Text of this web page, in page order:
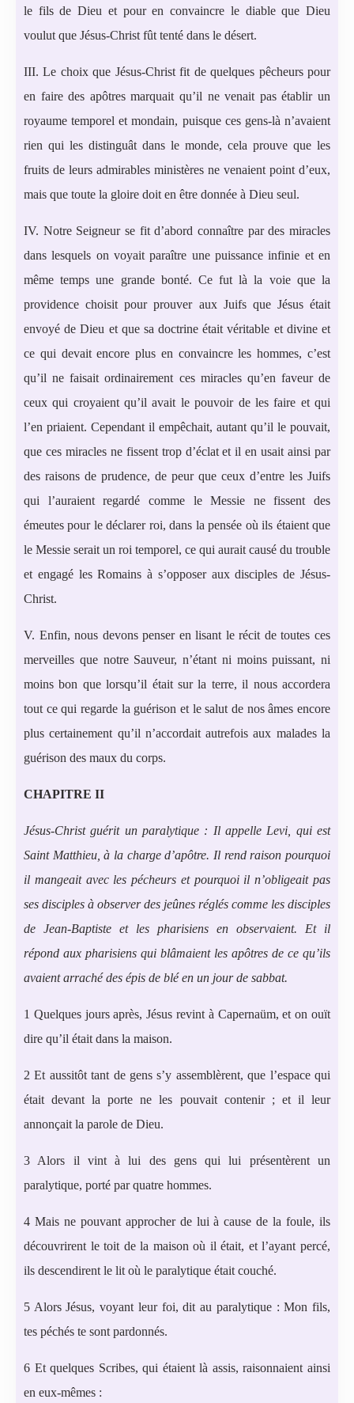
le fils de Dieu et pour en convaincre le diable que Dieu
voulut que Jésus-Christ fût tenté dans le désert.
III. Le choix que Jésus-Christ fit de quelques pêcheurs pour
en faire des apôtres marquait qu’il ne venait pas établir un
royaume temporel et mondain, puisque ces gens-là n’avaient
rien qui les distinguât dans le monde, cela prouve que les
fruits de leurs admirables ministères ne venaient point d’eux,
mais que toute la gloire doit en être donnée à Dieu seul.
IV. Notre Seigneur se fit d’abord connaître par des miracles
dans lesquels on voyait paraître une puissance infinie et en
même temps une grande bonté. Ce fut là la voie que la
providence choisit pour prouver aux Juifs que Jésus était
envoyé de Dieu et que sa doctrine était véritable et divine et
ce qui devait encore plus en convaincre les hommes, c’est
qu’il ne faisait ordinairement ces miracles qu’en faveur de
ceux qui croyaient qu’il avait le pouvoir de les faire et qui
l’en priaient. Cependant il empêchait, autant qu’il le pouvait,
que ces miracles ne fissent trop d’éclat et il en usait ainsi par
des raisons de prudence, de peur que ceux d’entre les Juifs
qui l’auraient regardé comme le Messie ne fissent des
émeutes pour le déclarer roi, dans la pensée où ils étaient que
le Messie serait un roi temporel, ce qui aurait causé du trouble
et engagé les Romains à s’opposer aux disciples de Jésus-
Christ.
V. Enfin, nous devons penser en lisant le récit de toutes ces
merveilles que notre Sauveur, n’étant ni moins puissant, ni
moins bon que lorsqu’il était sur la terre, il nous accordera
tout ce qui regarde la guérison et le salut de nos âmes encore
plus certainement qu’il n’accordait autrefois aux malades la
guérison des maux du corps.
CHAPITRE II
Jésus-Christ guérit un paralytique : Il appelle Levi, qui est
Saint Matthieu, à la charge d’apôtre. Il rend raison pourquoi
il mangeait avec les pécheurs et pourquoi il n’obligeait pas
ses disciples à observer des jeûnes réglés comme les disciples
de Jean-Baptiste et les pharisiens en observaient. Et il
répond aux pharisiens qui blâmaient les apôtres de ce qu’ils
avaient arraché des épis de blé en un jour de sabbat.
1 Quelques jours après, Jésus revint à Capernaüm, et on ouït
dire qu’il était dans la maison.
2 Et aussitôt tant de gens s’y assemblèrent, que l’espace qui
était devant la porte ne les pouvait contenir ; et il leur
annonçait la parole de Dieu.
3 Alors il vint à lui des gens qui lui présentèrent un
paralytique, porté par quatre hommes.
4 Mais ne pouvant approcher de lui à cause de la foule, ils
découvrirent le toit de la maison où il était, et l’ayant percé,
ils descendirent le lit où le paralytique était couché.
5 Alors Jésus, voyant leur foi, dit au paralytique : Mon fils,
tes péchés te sont pardonnés.
6 Et quelques Scribes, qui étaient là assis, raisonnaient ainsi
en eux-mêmes :